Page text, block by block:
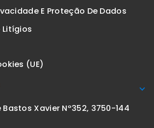
E Proteção De Dados
Litígios
(UE)
Bastos Xavier Nº352, 3750-144